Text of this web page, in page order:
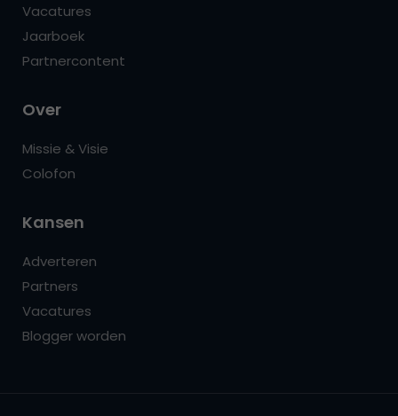
Vacatures
Jaarboek
Partnercontent
Over
Missie & Visie
Colofon
Kansen
Adverteren
Partners
Vacatures
Blogger worden